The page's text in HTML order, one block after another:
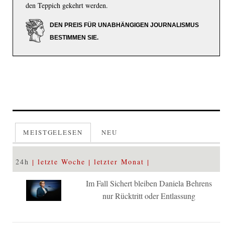
den Teppich gekehrt werden.
DEN PREIS FÜR UNABHÄNGIGEN JOURNALISMUS
BESTIMMEN SIE.
MEISTGELESEN NEU
24h letzte Woche letzter Monat
Im Fall Sichert bleiben Daniela Behrens
nur Rücktritt oder Entlassung